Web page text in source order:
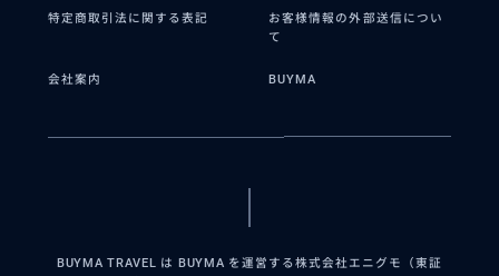
特定商取引法に関する表記
お客様情報の外部送信につい
て
会社案内 BUYMA
BUYMA TRAVEL は BUYMA を運営する株式会社エニグモ（東証